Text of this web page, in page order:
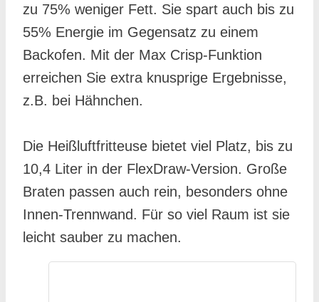
zu 75% weniger Fett. Sie spart auch bis zu
55% Energie im Gegensatz zu einem
Backofen. Mit der Max Crisp-Funktion
erreichen Sie extra knusprige Ergebnisse,
z.B. bei Hähnchen.
Die Heißluftfritteuse bietet viel Platz, bis zu
10,4 Liter in der FlexDraw-Version. Große
Braten passen auch rein, besonders ohne
Innen-Trennwand. Für so viel Raum ist sie
leicht sauber zu machen.